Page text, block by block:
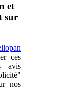
et
sur
ces
avis
nos